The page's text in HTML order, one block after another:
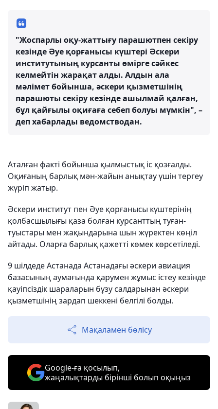
"Жоспарлы оқу-жаттығу парашютпен секіру
кезінде Әуе қорғанысы күштері Әскери
институтының курсанты өмірге сәйкес
келмейтін жарақат алды. Алдын ала
мәлімет бойынша, әскери қызметшінің
парашюты секіру кезінде ашылмай қалған,
бұл қайғылы оқиғаға себеп болуы мүмкін", –
деп хабарлады ведомстводан.
Аталған факті бойынша қылмыстық іс қозғалды.
Оқиғаның барлық мән-жайын анықтау үшін тергеу
жүріп жатыр.
Әскери институт пен Әуе қорғанысы күштерінің
қолбасшылығы қаза болған курсанттың туған-
туыстары мен жақындарына шын жүректен көңіл
айтады. Оларға барлық қажетті көмек көрсетіледі.
9 шілдеде Астанада Астанадағы әскери авиация
базасының аумағында қарумен жұмыс істеу кезінде
қауіпсіздік шараларын бұзу салдарынан әскери
қызметшінің зардап шеккені белгілі болды.
Мақаламен бөлісу
Google-ға қосылып,
жаңалықтарды бірінші болып оқыңыз